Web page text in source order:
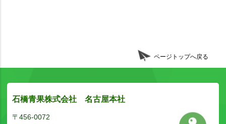
ページトップへ戻る
石橋青果株式会社 名古屋本社
〒456-0072